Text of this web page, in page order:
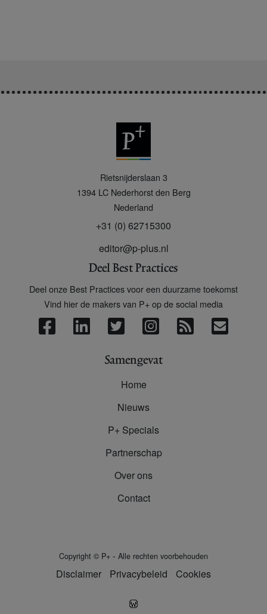
Rietsnijderslaan 3
1394 LC Nederhorst den Berg
Nederland
+31 (0) 62715300
editor@p-plus.nl
Deel Best Practices
Deel onze Best Practices voor een duurzame toekomst
Vind hier de makers van P+ op de social media
Samengevat
Home
Nieuws
P+ Specials
Partnerschap
Over ons
Contact
Copyright © P+ - Alle rechten voorbehouden
Disclaimer Privacybeleid Cookies